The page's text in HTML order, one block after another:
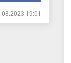
19:01